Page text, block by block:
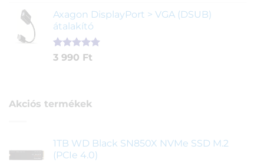
ből,
értékelés
alapján
was:
290 Ft.
is:
Axagon DisplayPort > VGA (DSUB)
átalakító
Értékelés
1
3 990 Ft
Akciós termékek
1TB WD Black SN850X NVMe SSD M.2
(PCIe 4.0)